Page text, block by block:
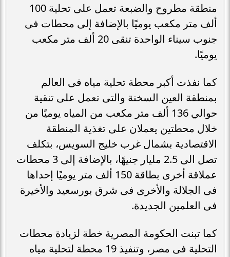
منطقة مطروح والضبعة تعمل على تحلية 100
ألف متر مكعب يوميًا بالإضافة إلى محطات فى
جنوب سيناء الواحدة تنقى 20 ألف متر مكعب
يوميًا.
كما نفذت أكبر محطة تحلية مياه فى العالم
بمنطقة العين السخنة والتى تعمل على تنقية
حوالي 136 ألف متر مكعب من المياه يوميًا من
خلال محطتين يعملان على تغذية المنطقة
الاقتصادية بشمال غرب خليج السويس، بتكلف
تصل الى 2.5 مليار جنيهًا، بالإضافة إلى 3 محطات
عملاقة أخرى بطاقة 150 ألف متر يوميًا إحداها
فى الجلالة والأخرى فى شرق بورسعيد والأخيرة
فى العلمين الجديدة.
كما تبنت الحكومة المصرية خطة لزيادة محطات
التحلية فى مصر، وتنفيذ 19 محطة لتحلية مياه